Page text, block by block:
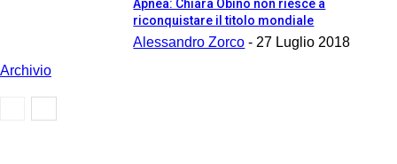
Archivio
Apnea: Chiara Obino non riesce a
riconquistare il titolo mondiale
Alessandro Zorco - 27 Luglio 2018